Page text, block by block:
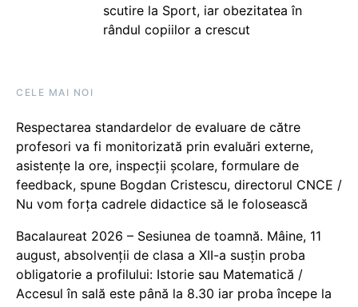
scutire la Sport, iar obezitatea în
rândul copiilor a crescut
CELE MAI NOI
Respectarea standardelor de evaluare de către
profesori va fi monitorizată prin evaluări externe,
asistențe la ore, inspecții școlare, formulare de
feedback, spune Bogdan Cristescu, directorul CNCE /
Nu vom forța cadrele didactice să le folosească
Bacalaureat 2026 – Sesiunea de toamnă. Mâine, 11
august, absolvenții de clasa a XII-a susțin proba
obligatorie a profilului: Istorie sau Matematică /
Accesul în sală este până la 8.30 iar proba începe la